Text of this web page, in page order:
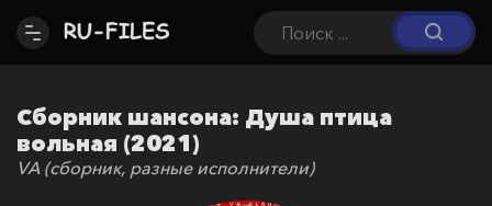
Сборник шансона: Душа птица
вольная (2021)
VA (сборник, разные исполнители)